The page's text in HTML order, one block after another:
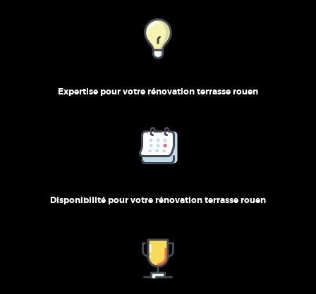
Expertise pour votre rénovation terrasse rouen
Disponibilité pour votre rénovation terrasse rouen